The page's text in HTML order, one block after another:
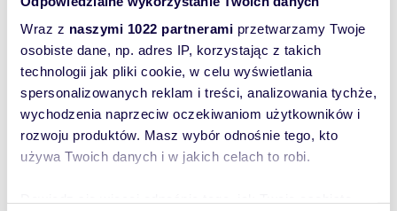
Wraz z naszymi 1022 partnerami przetwarzamy Twoje
osobiste dane, np. adres IP, korzystając z takich
technologii jak pliki cookie, w celu wyświetlania
spersonalizowanych reklam i treści, analizowania tychże,
wychodzenia naprzeciw oczekiwaniom użytkowników i
rozwoju produktów. Masz wybór odnośnie tego, kto
używa Twoich danych i w jakich celach to robi.
Rozwiń opis
Dom: na sprzedaż